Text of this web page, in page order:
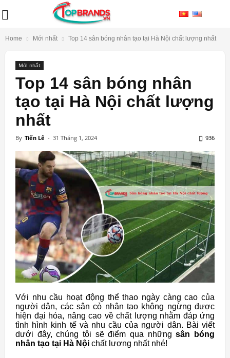
Home Mới nhất Top 14 sân bóng nhân tạo tại Hà Nội chất lượng nhất
Mới nhất
Top 14 sân bóng nhân
tạo tại Hà Nội chất lượng
nhất
By Tiến Lê - 31 Tháng 1, 2024 936
Với nhu cầu hoạt động thể thao ngày càng cao của
người dân, các sân cỏ nhân tạo không ngừng được
hiện đại hóa, nâng cao về chất lượng nhằm đáp ứng
tình hình kinh tế và nhu cầu của người dân. Bài viết
dưới đây, chúng tôi sẽ điểm qua nhữngsân bóng
nhân tạo tại Hà Nội chất lượng nhất nhé!